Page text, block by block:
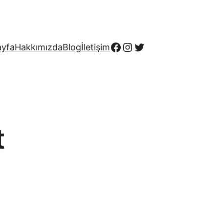
HakkımızdaBlogİletişimFacebook
Instagram
Twitter